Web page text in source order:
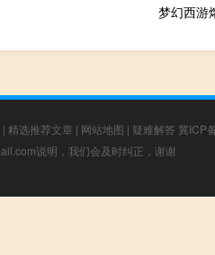
梦幻西游
| 精选推荐文章 | 网站地图 | 疑难解答 冀ICP
说明，我们会及时纠正，谢谢